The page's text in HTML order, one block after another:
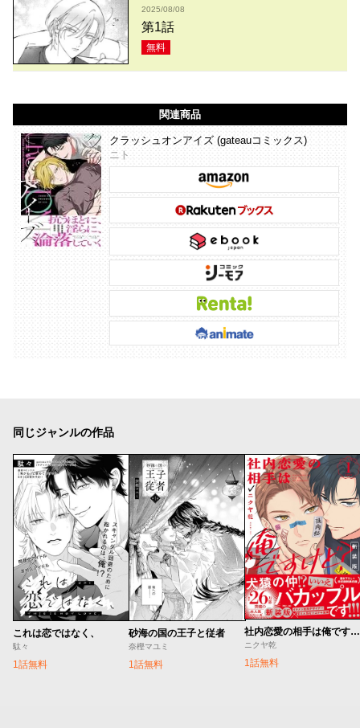
2025/08/08
第1話
無料
関連商品
クラッシュオンアイズ (gateauコミックス)
ニト
同じジャンルの作品
これは恋ではなく、
駄々
1話無料
砂海の国の王子と従者
奈樫マユミ
1話無料
社内恋愛の相手は俺ですけど？ 新装版
ニクヤ乾
1話無料